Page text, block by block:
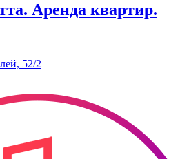
Аренда квартир.
52/2